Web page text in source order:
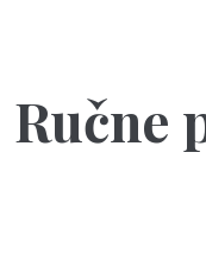
Ručne